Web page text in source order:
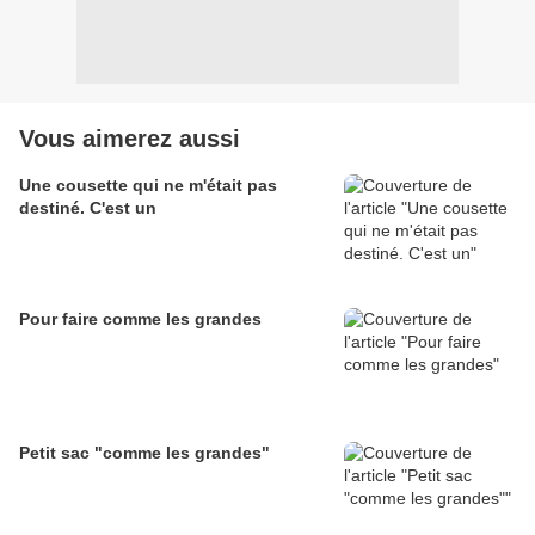
Vous aimerez aussi
Une cousette qui ne m'était pas
destiné. C'est un
Pour faire comme les grandes
Petit sac "comme les grandes"